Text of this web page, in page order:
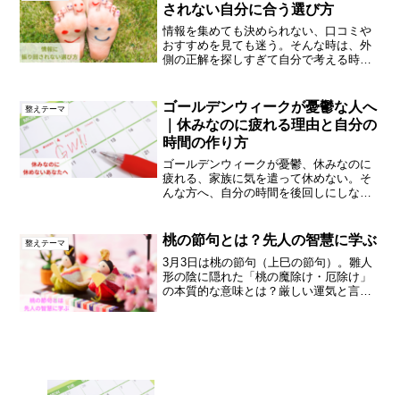
されない自分に合う選び方
情報を集めても決められない、口コミや
おすすめを見ても迷う。そんな時は、外
側の正解を探しすぎて自分で考える時間
つける視点をお伝えします。
整えテーマ
ゴールデンウィークが憂鬱な人へ
｜休みなのに疲れる理由と自分の
時間の作り方
ゴールデンウィークが憂鬱、休みなのに
疲れる、家族に気を遣って休めない。そ
んな方へ、自分の時間を後回しにしない
整えテーマ 桃の節句とは？先人の智慧に学ぶ
3月3日は桃の節句（上巳の節句）。雛人
形の陰に隠れた「桃の魔除け・厄除け」
の本質的な意味とは？厳しい運気と言わ